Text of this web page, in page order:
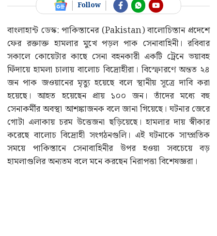
Follow
বাংলাহান্ট ডেস্ক: পাকিস্তানের (Pakistan) বালোচিস্তান প্রদেশে
ফের রক্তাক্ত হামলার মুখে পড়ল পাক সেনাবাহিনী। রবিবার
সকালে কোয়েটার কাছে সেনা বহনকারী একটি ট্রেনে ভয়াবহ
ফিঁদায়ে হামলা চালায় বালোচ বিদ্রোহীরা। বিস্ফোরণে অন্তত ২৪
জন পাক জওয়ানের মৃত্যু হয়েছে বলে স্থানীয় সূত্রে দাবি করা
হয়েছে। আহত হয়েছেন প্রায় ১০০ জন। তাঁদের মধ্যে বহু
সেনাকর্মীর অবস্থা আশঙ্কাজনক বলে জানা গিয়েছে। ঘটনার জেরে
গোটা এলাকায় চরম উত্তেজনা ছড়িয়েছে। হামলার দায় স্বীকার
করেছে বালোচ বিদ্রোহী সংগঠনগুলি। এই ঘটনাকে সাম্প্রতিক
সময়ে পাকিস্তানে সেনাবাহিনীর উপর হওয়া সবচেয়ে বড়
হামলাগুলির অন্যতম বলে মনে করছেন নিরাপত্তা বিশেষজ্ঞরা।